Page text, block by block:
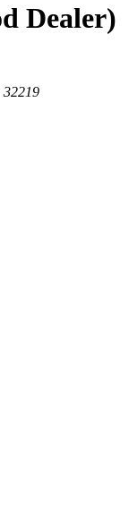
Dealer)